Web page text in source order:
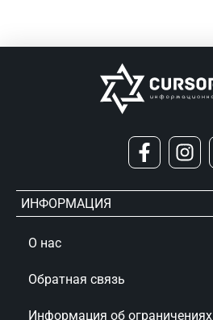
ИНФОРМАЦИЯ
О нас
Обратная связь
Информация об ограничениях